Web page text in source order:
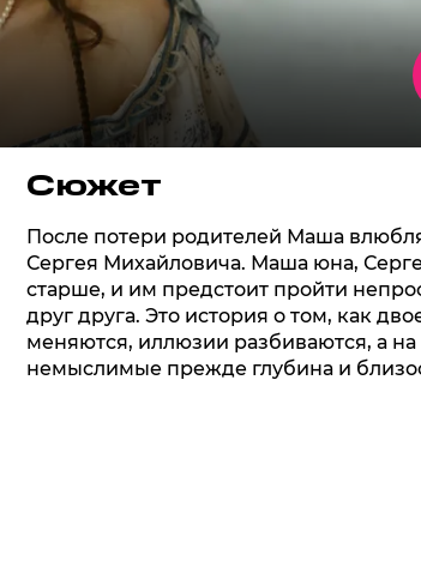
Сюжет
После потери родителей Маша
Сергея Михайловича. Маша юна,
старше, и им предстоит пройти
друг друга. Это история о том, как
меняются, иллюзии разбиваются, а
немыслимые прежде глубина и